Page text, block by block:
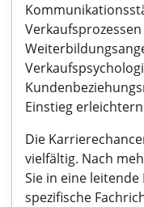
Einstieg
Die
vielfältig. Nach
Sie in eine
spezifische